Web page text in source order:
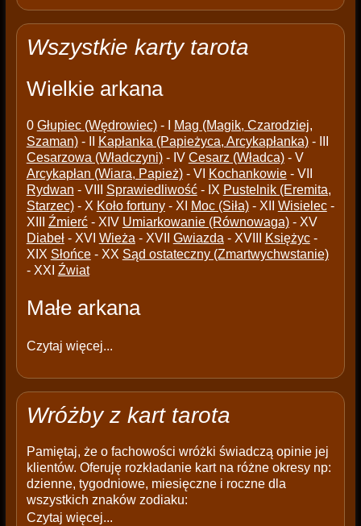
Wszystkie karty tarota
Wielkie arkana
0 Głupiec (Wędrowiec)- I
Mag (Magik, Czarodziej,
Szaman)- II Kapłanka (Papieżyca, Arcykapłanka)- III
Cesarzowa (Władczyni)- IV Cesarz (Władca)- V
Arcykapłan (Wiara, Papież)- VI Kochankowie- VII
Rydwan - VIII Sprawiedliwość- IX Pustelnik (Eremita,
Starzec)- X Koło fortuny- XI Moc (Siła)- XII Wisielec-
XIII Źmierć- XIV Umiarkowanie (Równowaga)- XV
Diabeł- XVI Wieża - XVII Gwiazda - XVIII Księżyc-
XIX Słońce- XX Sąd ostateczny (Zmartwychwstanie)
- XXI Źwiat
Małe arkana
Czytaj więcej...
Wróżby z kart tarota
Pamiętaj, że o fachowości wróżki świadczą opinie jej
klientów. Oferuję rozkładanie kart na różne okresy np:
dzienne, tygodniowe, miesięczne i roczne dla
wszystkich znaków zodiaku:
Czytaj więcej...